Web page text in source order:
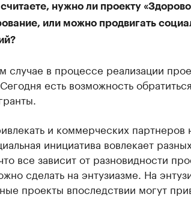
нужно ли проекту
или можно продвигать
в процессе реализации
есть возможность
и коммерческих партнеров
инициатива вовлекает
все зависит от разновидности
сделать на энтузиазме. На
проекты впоследствии могут